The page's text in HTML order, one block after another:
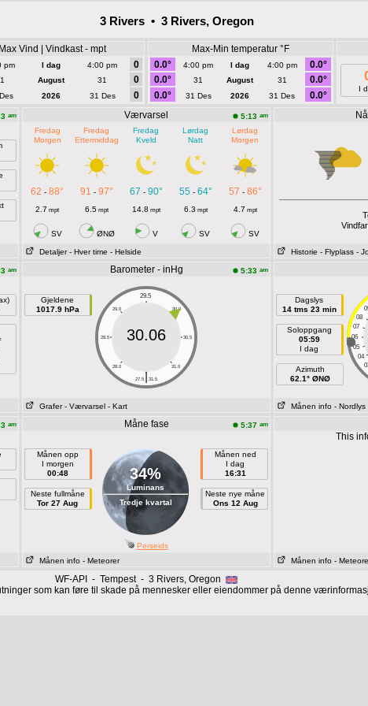
3 Rivers • 3 Rivers, Oregon
Max Vind | Vindkast - mpt
pm I dag 4:00 pm
0
August 31
0
2026 31 Des 0
Max-Min temperatur °F
0.0°
4:00 pm I dag 4:00 pm
0.0°
0.0°
31 August 31
0.0°
0.0°
31 Des 2026 31 Des 0.0°
I
am Værvarsel 5:13 am
Fredag
Morgen
Fredag
Ettermiddag
Fredag
Kveld
Lørdag
Natt
Lørdag
Morgen
62 - 88° 91 - 97° 67 - 90° 55- 64° 57 - 86°
2.7 mpt 6.5mpt 14.8 mpt 6.3 mpt 4.7 mpt
SV ØNØ V SV SV
Detaljer - Hver time - Helside Historie - Flyplass -
am Barometer - inHg 5:33 am
Gjeldene
1017.9 hPa
29.5
29.0 30.0
28.5 30.5
28.0 31.0
|
27.5 31.5
30.06
Grafer - Værvarsel - Kart
Dagslys
14 tms 23 min
Soloppgang
05:59
I dag
Azimuth
62.1° ØNØ
08
07
06
05
04
Månen info - Nordlys
am Måne fase 5:37 am
Månen opp
I morgen
00:48
Neste fullmåne
Tor 27 Aug
34%
Luminans
Tredje kvartal
Månen ned
I dag
16:31
Neste nye måne
Ons 12 Aug
Perseids
Månen info - Meteorer
This
Månen info -
WF-API - Tempest - 3 Rivers, Oregon
som kan føre til skade på mennesker eller eiendommer på denne